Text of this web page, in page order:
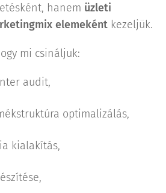
hanem üzleti
elemeként kezeljük.
mi csináljuk:
audit,
optimalizálás,
kialakítás,